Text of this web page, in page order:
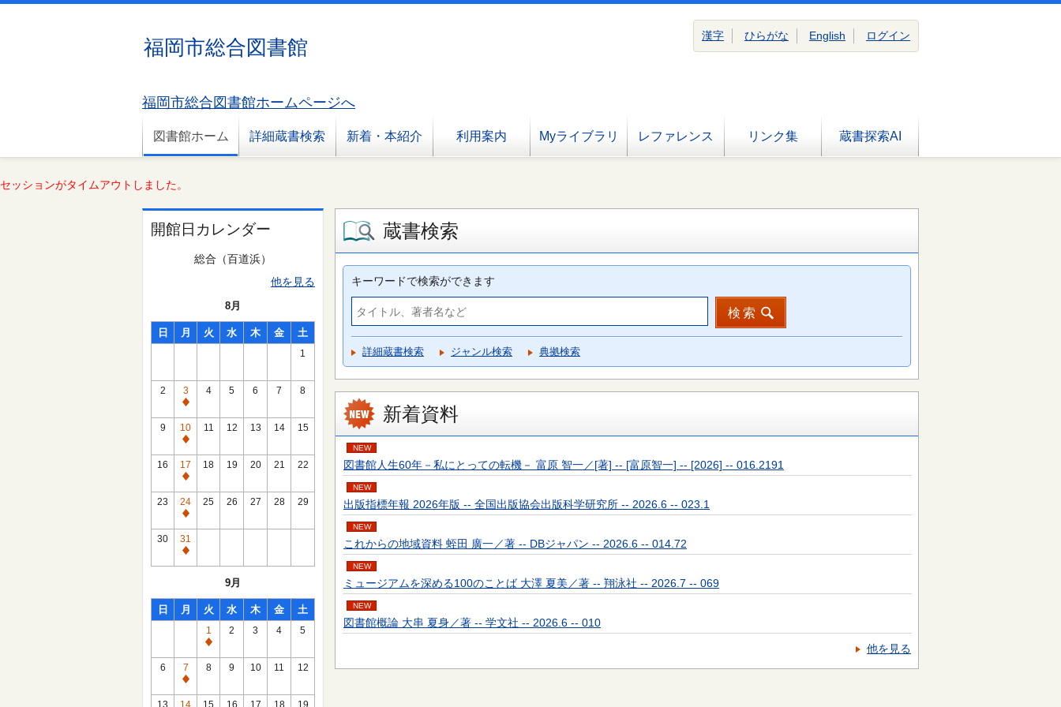
福岡市総合図書館
福岡市総合図書館ホームページへ
図書館ホーム 詳細蔵書検索 新着・本紹介 利用案内 Myライブラリ レファレンス リンク集 蔵書探索AI
漢字 ひらがな English ログイン
セッションがタイムアウトしました。
開館日カレンダー
総合（百道浜）
他を見る
8月
日 月 火 水 木 金 土
1
2
3
通
常
休
館
日
4 5 6 7 8
9
10
通
常
休
館
日
11 12 13 14 15
16
17
通
常
休
館
日
18 19 20 21 22
23
24
通
常
休
館
25 26 27 28 29
30
31
通
館
日
9月
日 月 火 水 木 金 土
1
通
常
館
2 3 4 5
6
7
通
常
8 9 10 11 12
13 14 15 16 17 18 19
蔵書検索
キーワードで検索ができます
検索
詳細蔵書検索 ジャンル検索 典拠検索
新着資料
NEW
図書館人生60年－私にとっての転機－ 富原 智一／[著] -- [富原智一] -- [2026] -- 016.2191
NEW
出版指標年報 2026年版 -- 全国出版協会出版科学研究所 -- 2026.6 -- 023.1
NEW
これからの地域資料 蛭田 廣一／著 -- DBジャパン -- 2026.6 -- 014.72
NEW
ミュージアムを深める100のことば 大澤 夏美／著 -- 翔泳社 -- 2026.7 -- 069
NEW
図書館概論 大串 夏身／著 -- 学文社 -- 2026.6 -- 010
他を見る